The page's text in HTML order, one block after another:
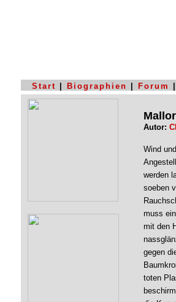
Start Biographien Forum
Autor:
Wind
werden
soeben
muss
mit den
gegen
toten